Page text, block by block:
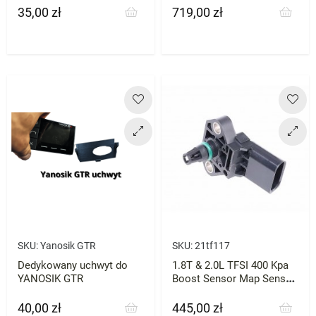
Cena
35,00 zł Cena
719,00 zł
SKU:Yanosik GTR
Dedykowany uchwyt do
YANOSIK GTR
Cena
40,00 zł
SKU:21tf117
1.8T & 2.0L TFSI 400 Kpa
Boost Sensor Map Sensor
Cena
445,00 zł